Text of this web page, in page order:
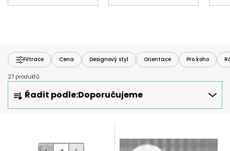
Filtrace Cena Designový styl Orientace Pro koho
27 produktů
Z
Řadit podle:Doporučujeme